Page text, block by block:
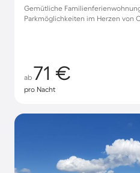
Gemütliche
Parkmöglichkeiten im Herzen von
ab 71 €
pro Nacht